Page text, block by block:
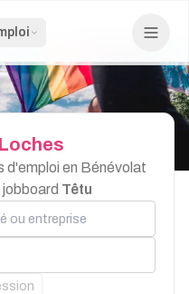
Loches
d'emploi en Bénévolat
Têtu
entreprise